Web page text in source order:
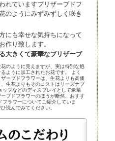
れていますプリザーブドフ
のようにみずみずしく咲き
にも幸せな気持ちになって
作り致します。
大きくて豪華なプリザーブ
のように見えますが、実は特別な処
ように加工されたお花です。 よく
ーブドフラワーは、生花よりも高価
生花よりもそのコストはリーズナブ
ップなどのディスプレイとして豪華
ブドフラワーのほうが断然、おすす
ラワーについてご紹介していま
読んでみてください。
の花の比較
店の店頭にも並べられているので、
いかもしれません。まずはプリザー
てみましょう。